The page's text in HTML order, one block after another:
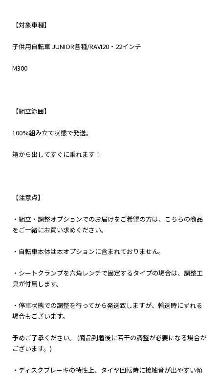
【対象車種】
子供用自転車 JUNIOR各種/RAVI20・22インチ
M300
【組立範囲】
100%組み立て状態で発送。
箱から出してすぐに乗れます！
【注意点】
・組立・調整オプションでのお届けをご希望の方は、こちらの商品
をご一緒にお買い求めください。
・自転車本体は本オプションに含まれておりません。
・シートクランプを六角レンチで固定するタイプの場合は、調整工
具が付属します。
・停車状態での調整を行ってから発送致しますが、輸送時にずれる
場合もございます。
予めご了承ください。 (商品到着後に若干の調整が必要になる場合が
ございます。)
・ディスクブレーキの特性上、タイヤ回転時に接触音が出やすい傾